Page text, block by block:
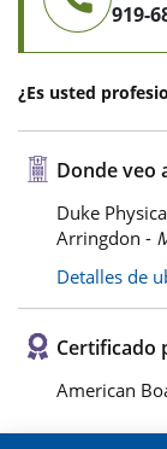
919-
¿Es usted
Donde veo
Duke
Arringdon -
Detalles de
Certificado
American